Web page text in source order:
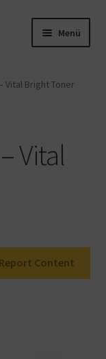
Menü
Vital Bright Toner
Vital
Report Content